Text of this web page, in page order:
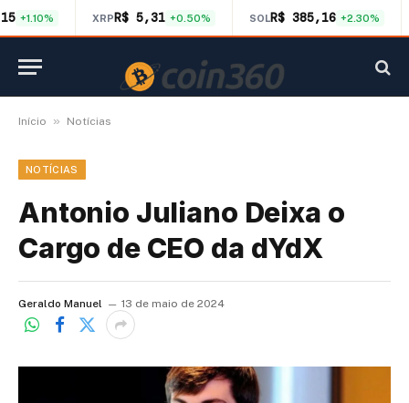
+1.10% XRPR$ 5,31 +0.50% SOLR$ 385,16 +2.30%
Início » Notícias
NOTÍCIAS
Antonio Juliano Deixa o
Cargo de CEO da dYdX
Geraldo Manuel 13 de maio de 2024